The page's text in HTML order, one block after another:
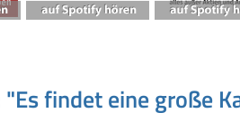
findet eine große